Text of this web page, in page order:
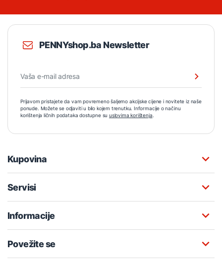
PENNYshop.ba Newsletter
Prijavom pristajete da vam povremeno šaljemo akcijske cijene i novitete iz naše
ponude. Možete se odjaviti u bilo kojem trenutku. Informacije o načinu
korištenja ličnih podataka dostupne su uslovima korištenja.
Kupovina
Servisi
Informacije
Povežite se